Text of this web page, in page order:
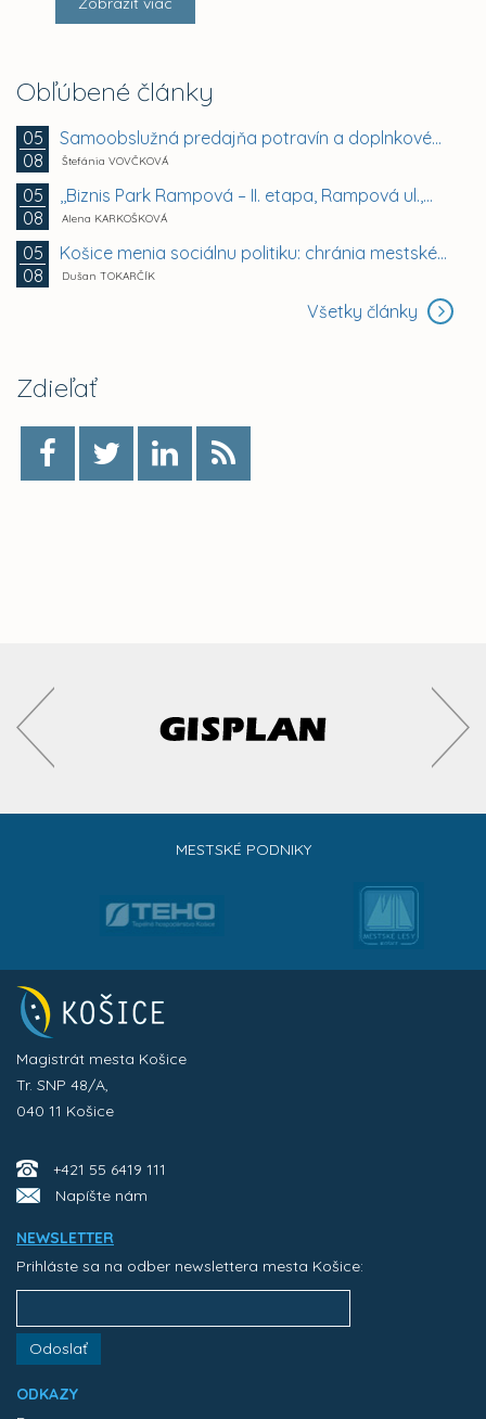
Obľúbené články
05
08
Samoobslužná predajňa potravín a doplnkového tovaru
Štefánia VOVČKOVÁ
05
08
,,Biznis Park Rampová – II. etapa, Rampová ul.,...
Alena KARKOŠKOVÁ
05
08
Košice menia sociálnu politiku: chránia mestské byty...
Dušan TOKARČÍK
Všetky články
Zdieľať
MESTSKÉ PODNIKY
Magistrát mesta Košice
Tr. SNP 48/A,
040 11 Košice
+421 55 6419 111
Napíšte nám
NEWSLETTER
Prihláste sa na odber newslettera mesta Košice:
Odoslať
ODKAZY